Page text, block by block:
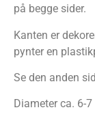
på begge sider.
Kanten er
pynter en
Se den anden
Diameter ca. 6-7